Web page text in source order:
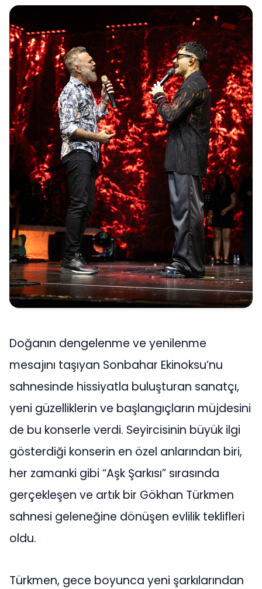
Doğanın dengelenme ve yenilenme
mesajını taşıyan Sonbahar Ekinoksu’nu
sahnesinde hissiyatla buluşturan sanatçı,
yeni güzelliklerin ve başlangıçların müjdesini
de bu konserle verdi. Seyircisinin büyük ilgi
gösterdiği konserin en özel anlarından biri,
her zamanki gibi “Aşk Şarkısı” sırasında
gerçekleşen ve artık bir Gökhan Türkmen
sahnesi geleneğine dönüşen evlilik teklifleri
oldu.
Türkmen, gece boyunca yeni şarkılarından